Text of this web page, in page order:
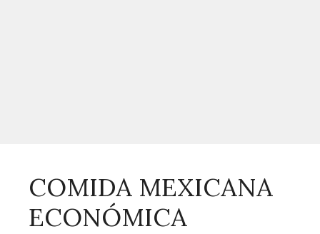
COMIDA MEXICANA
ECONÓMICA